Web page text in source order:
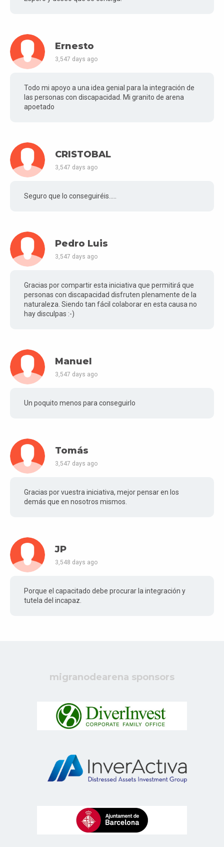
Ernesto
3,547 days ago
Todo mi apoyo a una idea genial para la integración de
las personas con discapacidad. Mi granito de arena
apoetado
CRISTOBAL
3,547 days ago
Seguro que lo conseguiréis.....
Pedro Luis
3,547 days ago
Gracias por compartir esta iniciativa que permitirá que
personas con discapacidad disfruten plenamente de la
naturaleza. Siendo tan fácil colaborar en esta causa no
hay disculpas :-)
Manuel
3,547 days ago
Un poquito menos para conseguirlo
Tomás
3,547 days ago
Gracias por vuestra iniciativa, mejor pensar en los
demás que en nosotros mismos.
JP
3,548 days ago
Porque el capacitado debe procurar la integración y
tutela del incapaz.
migranodearena sponsors